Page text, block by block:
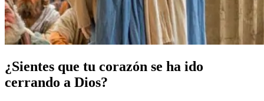
¿Sientes que tu corazón se ha ido
cerrando a Dios?